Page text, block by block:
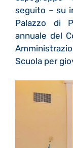
seguito – su
Palazzo di
annuale del
Scuola per